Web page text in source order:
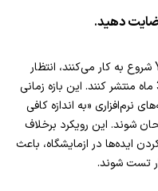
دهید.
از شرکت‌هایی که با بودجه Y Combinator شروع به کار می‌کنند، انتظار
می‌رود نسخه‌ای از ایده خود را در کمتر از 3 ماه منتشر کنند. این بازه زمانی
نرم‌افزاری «به اندازه کافی
شوند. این رویکرد برخلاف
ایده‌ها در ازمایشگاه، باعث
تست شوند.